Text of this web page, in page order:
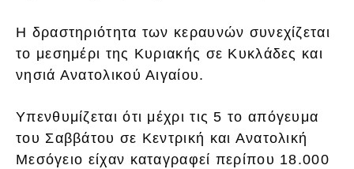
Η δραστηριότητα των κεραυνών συνεχίζεται
το μεσημέρι της Κυριακής σε Κυκλάδες και
νησιά Ανατολικού Αιγαίου.
Υπενθυμίζεται ότι μέχρι τις 5 το απόγευμα
του Σαββάτου σε Κεντρική και Ανατολική
Μεσόγειο είχαν καταγραφεί περίπου 18.000